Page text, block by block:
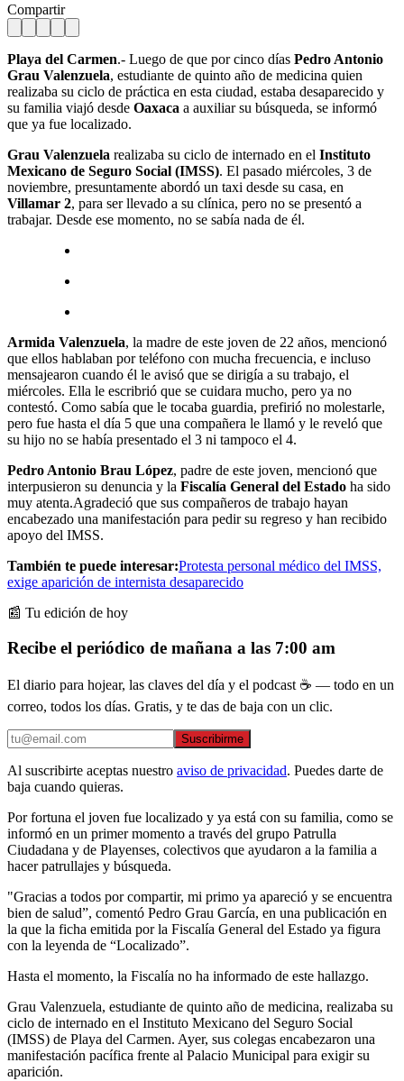
Compartir
Playa del Carmen.- Luego de que por cinco días Pedro Antonio
Grau Valenzuela, estudiante de quinto año de medicina quien
realizaba su ciclo de práctica en esta ciudad, estaba desaparecido y
su familia viajó desde Oaxaca a auxiliar su búsqueda, se informó
que ya fue localizado.
Grau Valenzuela realizaba su ciclo de internado en el Instituto
Mexicano de Seguro Social (IMSS). El pasado miércoles, 3 de
noviembre, presuntamente abordó un taxi desde su casa, en
Villamar 2, para ser llevado a su clínica, pero no se presentó a
trabajar. Desde ese momento, no se sabía nada de él.
Armida Valenzuela, la madre de este joven de 22 años, mencionó
que ellos hablaban por teléfono con mucha frecuencia, e incluso
mensajearon cuando él le avisó que se dirigía a su trabajo, el
miércoles. Ella le escribrió que se cuidara mucho, pero ya no
contestó. Como sabía que le tocaba guardia, prefirió no molestarle,
pero fue hasta el día 5 que una compañera le llamó y le reveló que
su hijo no se había presentado el 3 ni tampoco el 4.
Pedro Antonio Brau López, padre de este joven, mencionó que
interpusieron su denuncia y la Fiscalía General del Estado ha sido
muy atenta.Agradeció que sus compañeros de trabajo hayan
encabezado una manifestación para pedir su regreso y han recibido
apoyo del IMSS.
También te puede interesar:Protesta personal médico del IMSS,
exige aparición de internista desaparecido
📰 Tu edición de hoy
Recibe el periódico de mañana a las 7:00 am
El diario para hojear, las claves del día y el podcast ☕ — todo en un
correo, todos los días. Gratis, y te das de baja con un clic.
Suscribirme
Al suscribirte aceptas nuestro aviso de privacidad. Puedes darte de
baja cuando quieras.
Por fortuna el joven fue localizado y ya está con su familia, como se
informó en un primer momento a través del grupo Patrulla
Ciudadana y de Playenses, colectivos que ayudaron a la familia a
hacer patrullajes y búsqueda.
"Gracias a todos por compartir, mi primo ya apareció y se encuentra
bien de salud”, comentó Pedro Grau García, en una publicación en
la que la ficha emitida por la Fiscalía General del Estado ya figura
con la leyenda de “Localizado”.
Hasta el momento, la Fiscalía no ha informado de este hallazgo.
Grau Valenzuela, estudiante de quinto año de medicina, realizaba su
ciclo de internado en el Instituto Mexicano del Seguro Social
(IMSS) de Playa del Carmen. Ayer, sus colegas encabezaron una
manifestación pacífica frente al Palacio Municipal para exigir su
aparición.